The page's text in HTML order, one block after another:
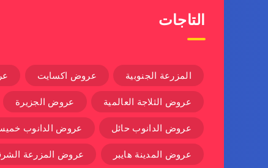
التاجات
المزرعة الجنوبية عروض اكسايت
عروض الثلاجة العالمية عروض الجزيرة
عروض الدانوب حائل عروض الدانوب
عروض المدينة هايبر عروض المزرعة